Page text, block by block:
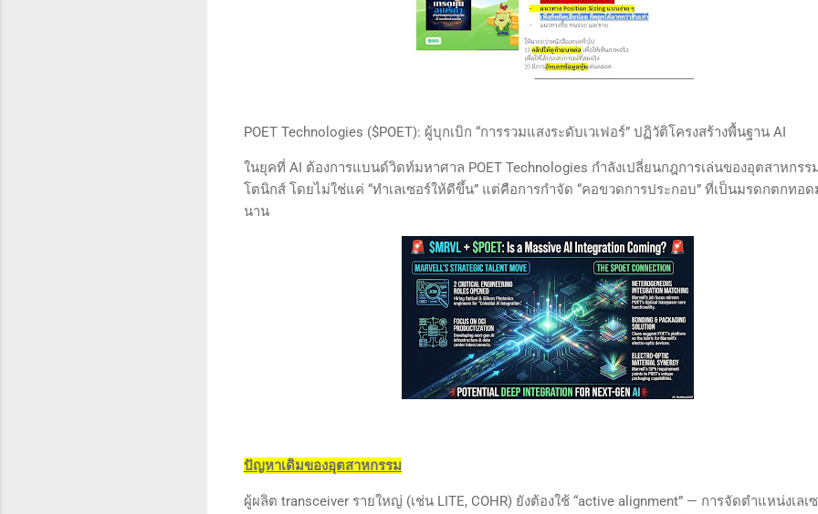
POET Technologies ($POET): ผู้บุกเบิก “การรวมแสงระดับเวเฟอร์” ปฏิวัติโครงสร้างพื้นฐาน AI
ในยุคที่ AI ต้องการแบนด์วิดท์มหาศาล POET Technologies กำลังเปลี่ยนกฎการเล่นของอุตสาหกรร
โตนิกส์ โดยไม่ใช่แค่ “ทำเลเซอร์ให้ดีขึ้น” แต่คือการกำจัด “คอขวดการประกอบ” ที่เป็นมรดกตกทอด
นาน
ปัญหาเดิมของอุตสาหกรรม
ผู้ผลิต transceiver รายใหญ่ (เช่น LITE, COHR) ยังต้องใช้ “active alignment” — การจัดตำแหน่งเลเ